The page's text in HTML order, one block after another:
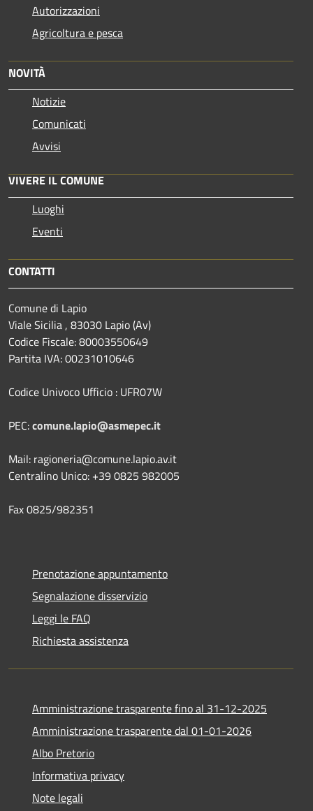
Autorizzazioni
Agricoltura e pesca
NOVITÀ
Notizie
Comunicati
Avvisi
VIVERE IL COMUNE
Luoghi
Eventi
CONTATTI
Comune di Lapio
Viale Sicilia , 83030 Lapio (Av)
Codice Fiscale: 80003550649
Partita IVA: 00231010646
Codice Univoco Ufficio : UFR07W
PEC:comune.lapio@asmepec.it
Mail: ragioneria@comune.lapio.av.it
Centralino Unico: +39 0825 982005
Fax 0825/982351
Prenotazione appuntamento
Segnalazione disservizio
Leggi le FAQ
Richiesta assistenza
Amministrazione trasparente fino al 31-12-2025
Amministrazione trasparente dal 01-01-2026
Albo Pretorio
Informativa privacy
Note legali